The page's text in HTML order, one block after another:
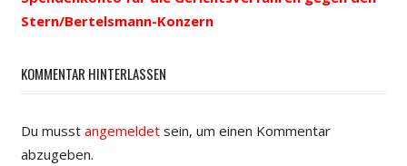
Stern/Bertelsmann-Konzern
KOMMENTAR HINTERLASSEN
Du musst angemeldetsein, um einen Kommentar
abzugeben.